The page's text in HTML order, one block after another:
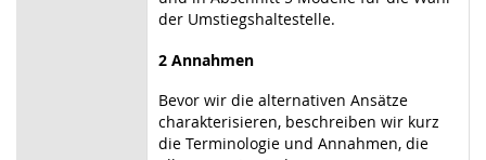
der Umstiegshaltestelle.
2 Annahmen
Bevor wir die alternativen Ansätze
charakterisieren, beschreiben wir kurz
die Terminologie und Annahmen, die